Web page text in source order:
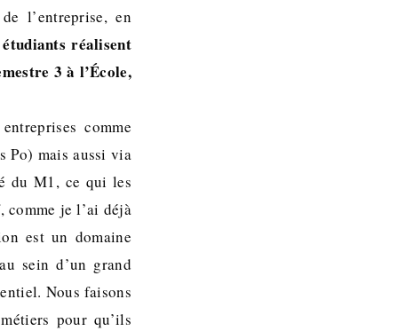
l’entreprise, en
réalisent
3 à l’École,
comme
Po) mais aussi via
du M1, ce qui les
comme je l’ai déjà
est un domaine
sein d’un grand
Nous faisons
pour qu’ils